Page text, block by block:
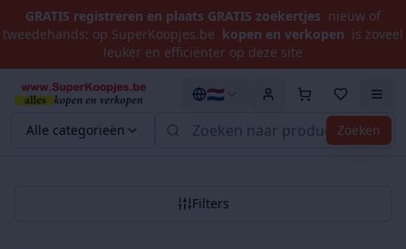
GRATIS registreren en plaats GRATIS zoekertjes nieuw of
tweedehands: op SuperKoopjes.be kopen en verkopen is zoveel
leuker en efficiënter op deze site
Alle categorieën Zoeken
🇳🇱
Filters